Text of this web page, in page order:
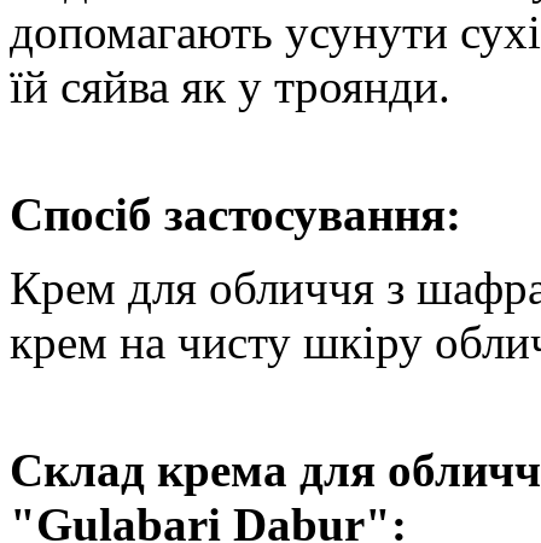
допомагають усунути
їй сяйва як у троянди.
Спосіб застосування:
Крем для обличчя з
крем на чисту шкіру
Склад крема для
"Gulabari Dabur":